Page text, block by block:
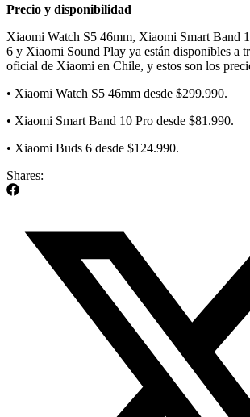
Precio y disponibilidad
Xiaomi Watch S5 46mm, Xiaomi Smart Band
6 y Xiaomi Sound Play ya están disponibles a
oficial de Xiaomi en Chile, y estos son los
• Xiaomi Watch S5 46mm desde $299.990.
• Xiaomi Smart Band 10 Pro desde $81.990.
• Xiaomi Buds 6 desde $124.990.
Shares: